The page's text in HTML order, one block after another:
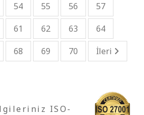
54 55 56
57
61 62 63
64
68 69 70 İleri
ISO-